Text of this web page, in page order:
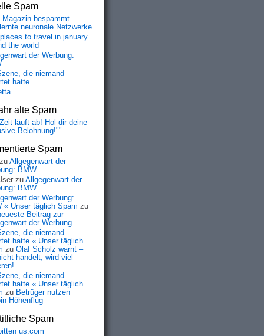
Spam
Magazin bespammt
neuronale Netzwerke
to travel in january
the world
der Werbung:
die niemand
hatte
alte Spam
läuft ab! Hol dir deine
Belohnung!"".
Spam
zu Allgegenwart der
BMW
zu Allgegenwart der
BMW
der Werbung:
« Unser täglich Spam zu
Beitrag zur
der Werbung
die niemand
hatte « Unser täglich
zu Olaf Scholz warnt –
handelt, wird viel
die niemand
hatte « Unser täglich
zu Betrüger nutzen
Höhenflug
Spam
us.com